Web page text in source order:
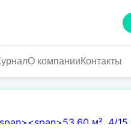
О компанииКонтакты